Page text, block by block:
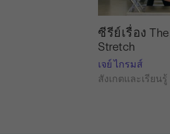
ซีรีย์เรื่อง
Stretch
เจย์ ไกรมส์
สังเกตและเรียนรู้